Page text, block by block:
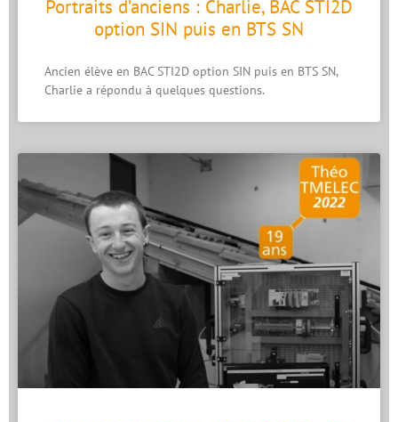
Portraits d’anciens : Charlie, BAC STI2D
option SIN puis en BTS SN
Ancien élève en BAC STI2D option SIN puis en BTS SN,
Charlie a répondu à quelques questions.